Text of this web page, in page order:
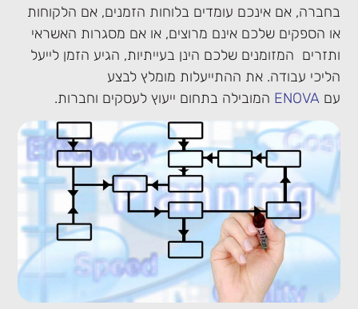
בחברה, אם אינכם עומדים בלוחות הזמנים, אם הלקוחות
או הספקים שלכם אינם מרוצים, או אם מסגרות האשראי
ותזרים המזומנים שלכם הינן בעייתיות, הגיע הזמן לייעל
הליכי עבודה. את ההתייעלות מומלץ לבצע
עםENOVA המובילה בתחום ייעוץ לעסקים וחברות.